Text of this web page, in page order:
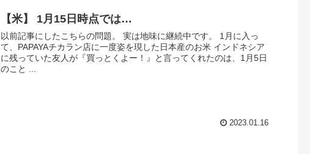
【米】 1月15日時点では…
以前記事にしたこちらの問題。 実は地味に継続中です。 1月に入っ
て、PAPAYAチカラン店に一度姿を現した日本産のお米 インドネシア
に残っていた友人が『買っとくよー！』と言ってくれたのは、1月5日
のこと ...
2023.01.16